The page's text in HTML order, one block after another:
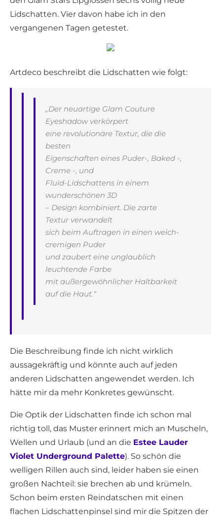
Lidschatten. Vier davon habe ich in den
vergangenen Tagen getestet.
Artdeco beschreibt die Lidschatten wie folgt:
„Der neuartige Glam Couture
Eyeshadow verkörpert
eine revolutionäre Textur, die die
besten
Eigenschaften eines Puder-, Baked -,
Creme -, und
Fluid-Lidschattens in einem
wunderschönen 3D
– Design kombiniert. Die zarte
Textur verwandelt
sich beim Auftragen in einen weich-
cremigen Puder
und zaubert eine unglaublich
leuchtende Farbe
mit außergewöhnlicher Haltbarkeit
auf die Haut.“
Die Beschreibung finde ich nicht wirklich
aussagekräftig und könnte auch auf jeden
anderen Lidschatten angewendet werden. Ich
hätte mir da mehr Konkretes gewünscht.
Die Optik der Lidschatten finde ich schon mal
richtig toll, das Muster erinnert mich an Muscheln,
Wellen und Urlaub (und an die Estee Lauder
Violet Underground Palette). So schön die
welligen Rillen auch sind, leider haben sie einen
großen Nachteil: sie brechen ab und krümeln.
Schon beim ersten Reindatschen mit einen
flachen Lidschattenpinsel sind mir die Spitzen der